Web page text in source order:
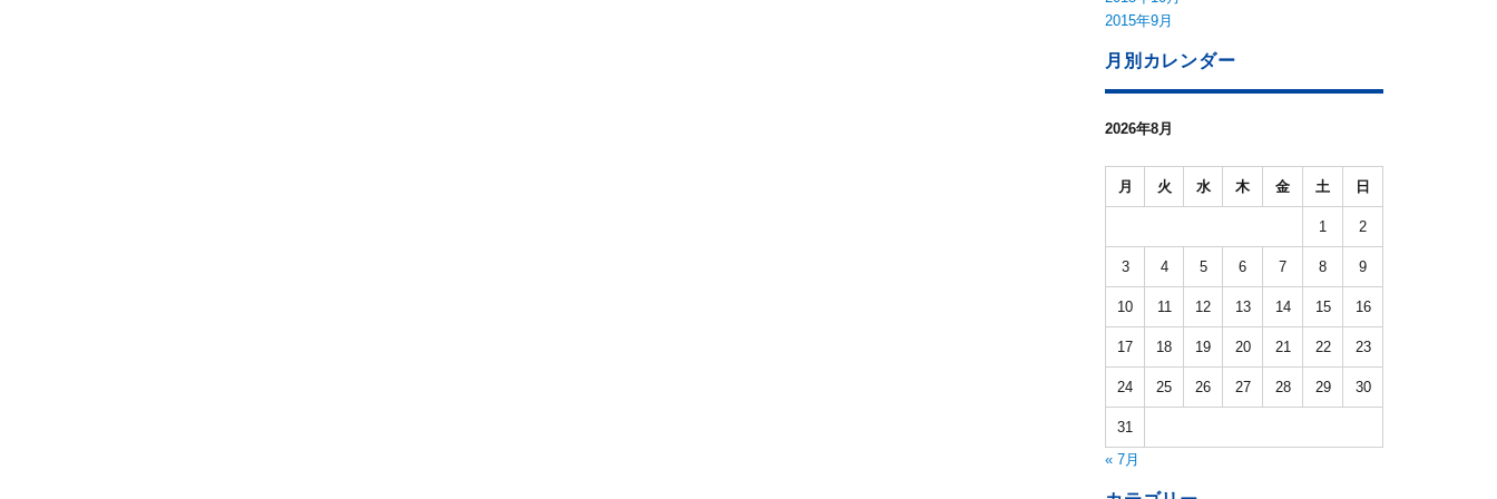
2015年9月
月別カレンダー
2026年8月
月 火 水 木 金 土 日
1 2
3 4 5 6 7 8 9
10 11 12 13 14 15 16
17 18 19 20 21 22 23
24 25 26 27 28 29 30
31
« 7月